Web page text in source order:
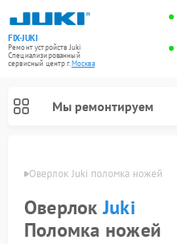
FIX-JUKI
Ремонт устройств Juki
Специализированный
cервисный центр г.Москва
Мы ремонтируем
Оверлок Juki поломка ножей
ОверлокJuki
Поломка ножей